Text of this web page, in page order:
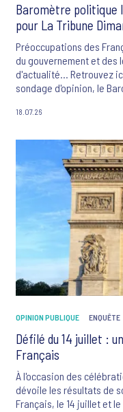
Baromètre politique
pour La Tribune
Préoccupations des
du gouvernement et des
d'actualité... Retrouvez
sondage d'opinion, le
18.07.26
OPINION PUBLIQUE ENQUÊTE
Défilé du 14 juillet :
Français
À l'occasion des
dévoile les résultats de
Français, le 14 juillet et